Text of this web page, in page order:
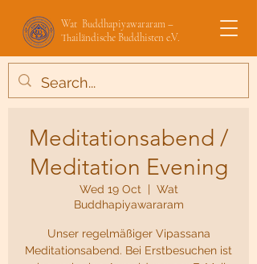
Wat Buddhapiyawararam –
Thailändische Buddhisten e.V.
Meditationsabend /
Meditation Evening
Wed 19 Oct
  |
Wat
Buddhapiyawararam
Unser regelmäßiger Vipassana
Meditationsabend. Bei Erstbesuchen ist